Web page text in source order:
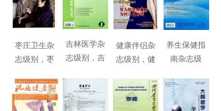
枣庄卫生杂
志级别，枣
期刊
吉林医学杂
志级别，吉
发表
健康伴侣杂
志级别，健
发表
养生保健指
南杂志级
健指南快速
发表